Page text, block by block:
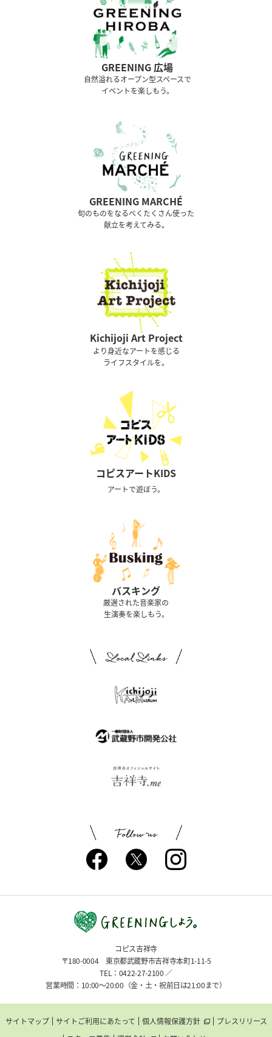
GREENING 広場
⾃然溢れるオープン型スペースで
イベントを楽しもう。
GREENING MARCHÉ
旬のものをなるべくたくさん使った
献立を考えてみる。
Kichijoji Art Project
より身近なアートを感じる
ライフスタイルを。
コピスアートKIDS
アートで遊ぼう。
バスキング
厳選された音楽家の
生演奏を楽しもう。
コピス吉祥寺
〒180-0004 東京都武蔵野市吉祥寺本町1-11-5
TEL：0422-27-2100 ／
営業時間：10:00〜20:00（金・土・祝前日は21:00まで）
サイトマップ サイトご利用にあたって 個人情報保護方針
プレスリリース